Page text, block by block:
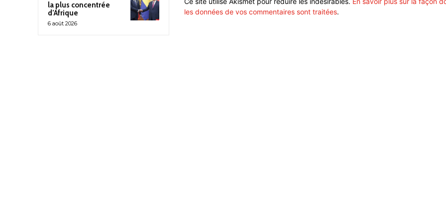
la plus concentrée
d’Afrique
6 août 2026
les données de vos commentaires sont traitées.